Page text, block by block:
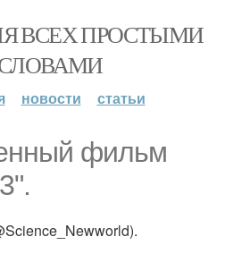
ВСЕХ ПРОСТЫМИ
новости статьи
фильм